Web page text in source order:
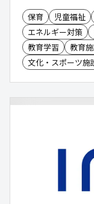
ップサイクルワ
まれるレザー等の
ーボンニュートラ
て受け止めること
幅広い年齢層が参
すく、全国各地で
習・啓発施設での
の子ども達に体験
保育 児童福祉
エネルギー対策
教育学習
教育
文化・スポーツ施